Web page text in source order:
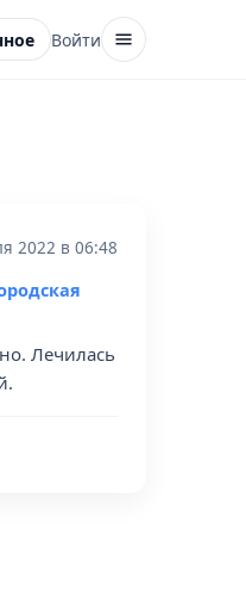
Войти
2022 в 06:48
Лечилась